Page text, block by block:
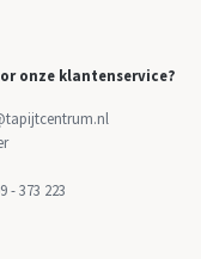
onze klantenservice?
- 373 223